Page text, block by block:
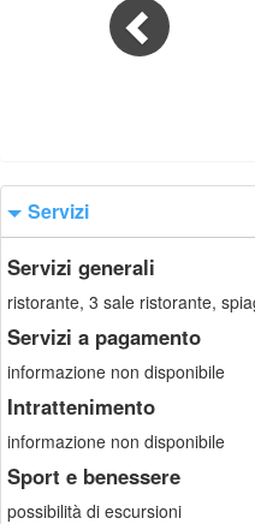
Servizi
Servizi generali
ristorante, 3 sale ristorante,
Servizi a pagamento
informazione non disponibile
Intrattenimento
informazione non disponibile
Sport e benessere
possibilità di escursioni